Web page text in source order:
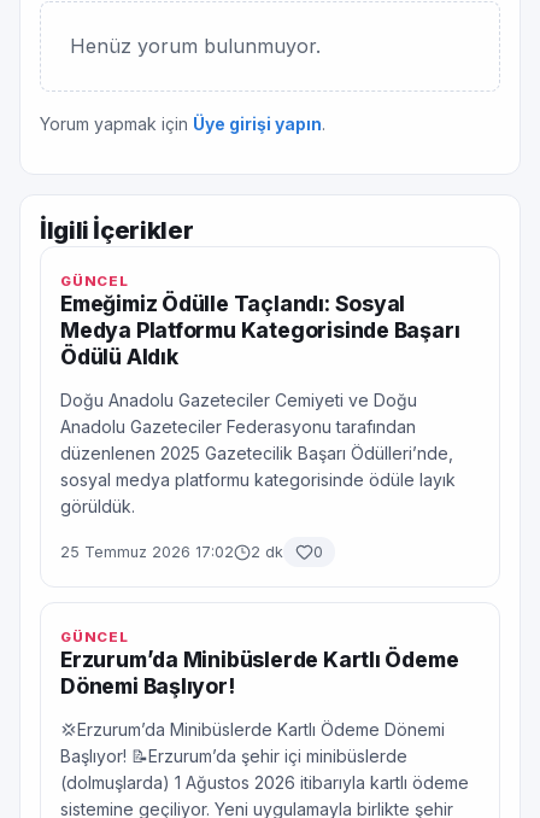
Henüz yorum bulunmuyor.
Yorum yapmak için Üye girişi yapın.
İlgili İçerikler
GÜNCEL
Emeğimiz Ödülle Taçlandı: Sosyal
Medya Platformu Kategorisinde Başarı
Ödülü Aldık
Doğu Anadolu Gazeteciler Cemiyeti ve Doğu
Anadolu Gazeteciler Federasyonu tarafından
düzenlenen 2025 Gazetecilik Başarı Ödülleri’nde,
sosyal medya platformu kategorisinde ödüle layık
görüldük.
25 Temmuz 2026 17:02 2 dk 0
GÜNCEL
Erzurum’da Minibüslerde Kartlı Ödeme
Dönemi Başlıyor!
💢Erzurum’da Minibüslerde Kartlı Ödeme Dönemi
Başlıyor! 📝Erzurum’da şehir içi minibüslerde
(dolmuşlarda) 1 Ağustos 2026 itibarıyla kartlı ödeme
sistemine geçiliyor. Yeni uygulamayla birlikte şehir